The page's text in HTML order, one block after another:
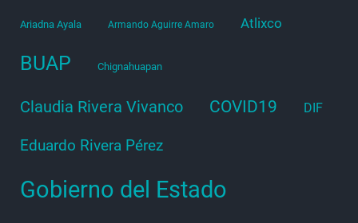
Ariadna Ayala Armando Aguirre Amaro Atlixco
BUAP Chignahuapan
Claudia Rivera Vivanco COVID19 DIF
Eduardo Rivera Pérez
Gobierno del Estado